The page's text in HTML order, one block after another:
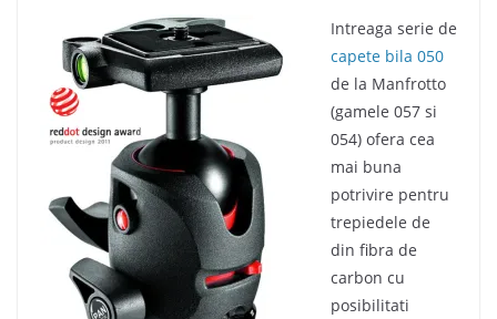
Intreaga serie de
capete bila 050
de la Manfrotto
(gamele 057 si
054) ofera cea
mai buna
potrivire pentru
trepiedele de
din fibra de
carbon cu
posibilitati